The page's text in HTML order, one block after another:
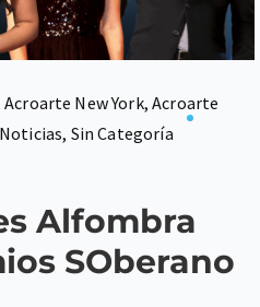
Acroarte New York,Acroarte
Noticias, Sin Categoría
Alfombra
SOberano